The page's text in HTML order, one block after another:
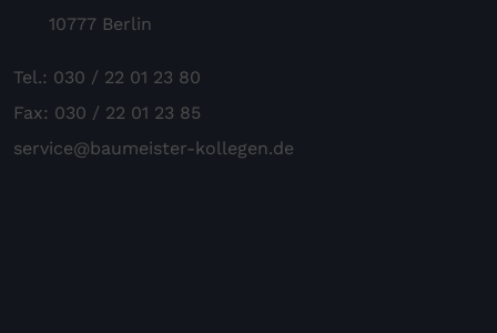
10777 Berlin
Tel.: 030 / 22 01 23 80
Fax: 030 / 22 01 23 85
service@baumeister-kollegen.de